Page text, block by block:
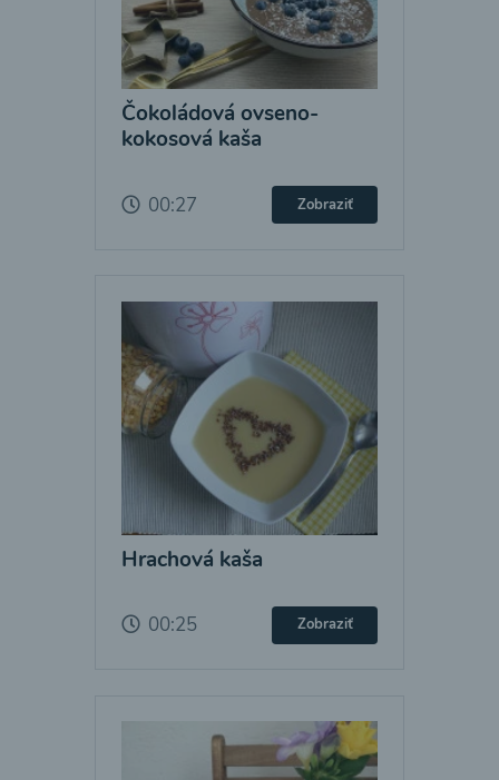
Čokoládová ovseno-
kokosová kaša
00:27 Zobraziť
Hrachová kaša
00:25 Zobraziť